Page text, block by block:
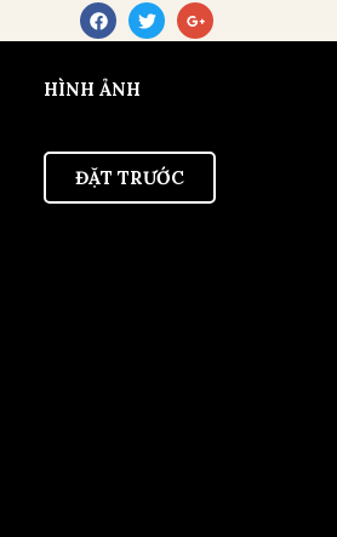
HÌNH ẢNH
ĐẶT TRƯỚC